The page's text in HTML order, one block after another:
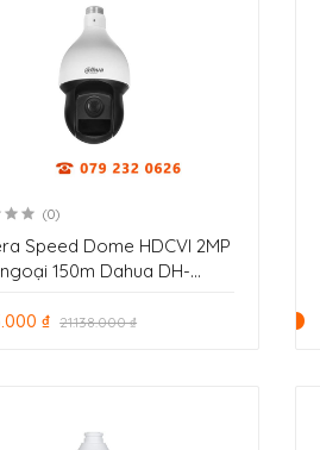
(0)
Speed Dome HDCVI 2MP
150m Dahua DH-
₫ 21.138.000 ₫